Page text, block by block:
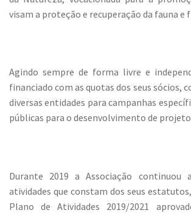
visam a proteção e recuperação da fauna e
Agindo sempre de forma livre e
financiado com as quotas dos seus sócios,
diversas entidades para campanhas
públicas para o desenvolvimento de
Durante 2019 a Associação continuou
atividades que constam dos seus
Plano de Atividades 2019/2021